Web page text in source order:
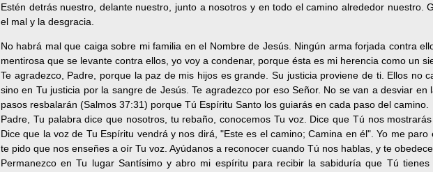
Estén detrás nuestro, delante nuestro, junto a nosotros y en todo el camino alrededor nuestro.
el mal y la desgracia.
No habrá mal que caiga sobre mi familia en el Nombre de Jesús. Ningún arma forjada contra
mentirosa que se levante contra ellos, yo voy a condenar, porque ésta es mi herencia como un
Te agradezco, Padre, porque la paz de mis hijos es grande. Su justicia proviene de ti. Ellos no
sino en Tu justicia por la sangre de Jesús. Te agradezco por eso Señor. No se van a desviar en
pasos resbalarán (Salmos 37:31) porque Tú Espíritu Santo los guiarás en cada paso del camino.
Padre, Tu palabra dice que nosotros, tu rebaño, conocemos Tu voz. Dice que Tú nos
Dice que la voz de Tu Espíritu vendrá y nos dirá, "Este es el camino; Camina en él". Yo me paro
te pido que nos enseñes a oír Tu voz. Ayúdanos a reconocer cuando Tú nos hablas, y te
Permanezco en Tu lugar Santísimo y abro mi espíritu para recibir la sabiduría que Tú